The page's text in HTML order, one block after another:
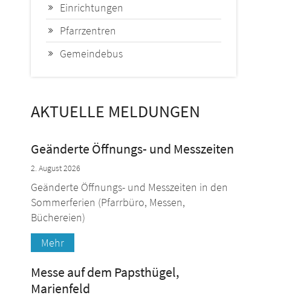
Einrichtungen
Pfarrzentren
Gemeindebus
AKTUELLE MELDUNGEN
Geänderte Öffnungs- und Messzeiten
2. August 2026
Geänderte Öffnungs- und Messzeiten in den
Sommerferien (Pfarrbüro, Messen,
Büchereien)
Mehr
Messe auf dem Papsthügel,
Marienfeld